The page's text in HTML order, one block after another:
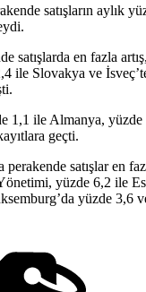
satışların aylık
satışlarda en fazla
ile Slovakya ve
1,1 ile Almanya,
geçti.
perakende satışlar en
yüzde 6,2 ile
yüzde 3,6